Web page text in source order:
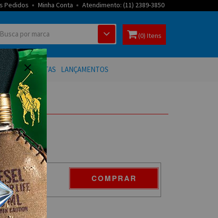
Pedidos Minha Conta Atendimento: (11) 2389-3850
(0) Itens
OFERTAS LANÇAMENTOS
COMPRAR